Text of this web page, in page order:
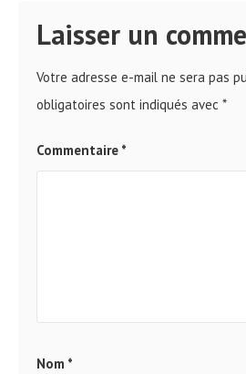
Laisser un
Votre adresse e-mail ne sera pas
obligatoires sont indiqués avec *
Commentaire *
Nom *